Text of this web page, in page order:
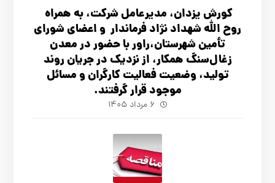
کورش یزدان، مدیرعامل شرکت، به همراه
روح الله شهداد نژاد فرماندار و اعضای شورای
تأ‌مین شهرستان،راور با حضور در معدن
زغال‌سنگ همکار، از نزدیک در جریان روند
تولید، وضعیت فعالیت کارگران و مسائل
موجود قرار گرفتند.
۶ مرداد ۱۴۰۵